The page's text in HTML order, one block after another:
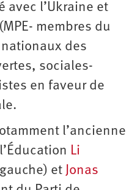
avec l’Ukraine et
membres du
des
sociales-
en faveur de
l’ancienne
Li
et Jonas